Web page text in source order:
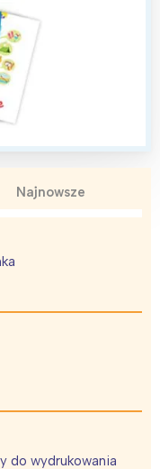
Najnowsze
do wydrukowania